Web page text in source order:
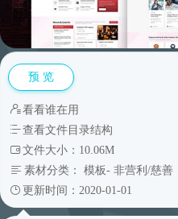
预 览
看看谁在用
查看文件目录结构
文件大小：10.06M
素材分类： 模板- 非营利/慈善
更新时间：2020-01-01